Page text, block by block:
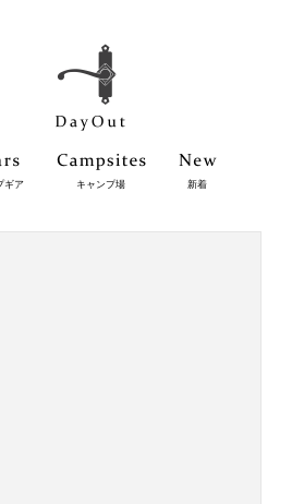
ギア キャンプ場 新着